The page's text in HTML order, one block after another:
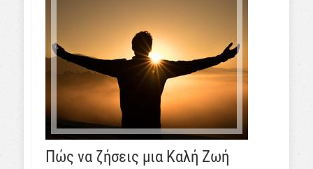
Πώς να ζήσεις μια Καλή Ζωή